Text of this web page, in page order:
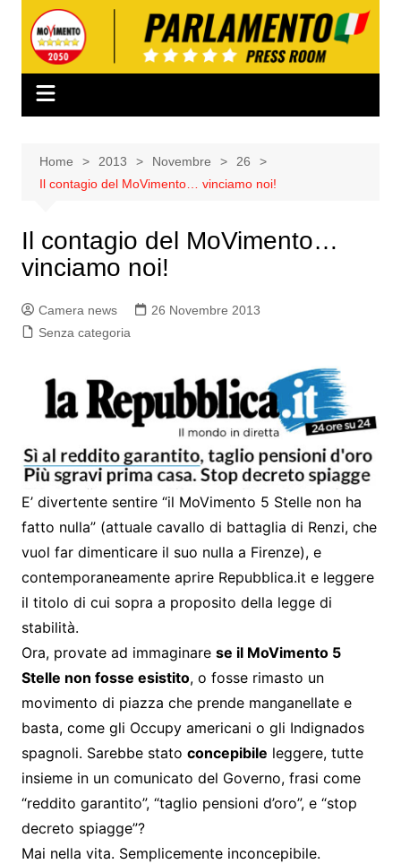
contenuto
Home 2013 Novembre
26
Il contagio del MoVimento… vinciamo noi!
Il contagio del MoVimento…
vinciamo noi!
Camera news
26 Novembre 2013
Senza categoria
E’ divertente sentire “il MoVimento 5 Stelle non ha
fatto nulla” (attuale cavallo di battaglia di Renzi, che
vuol far dimenticare il suo nulla a Firenze), e
contemporaneamente aprire Repubblica.it e leggere
il titolo di cui sopra a proposito della legge di
stabilità.
Ora, provate ad immaginare se il MoVimento 5
Stelle non fosse esistito, o fosse rimasto un
movimento di piazza che prende manganellate e
basta, come gli Occupy americani o gli Indignados
spagnoli. Sarebbe stato concepibile leggere, tutte
insieme in un comunicato del Governo, frasi come
“reddito garantito”, “taglio pensioni d’oro”, e “stop
decreto spiagge”?
Mai nella vita. Semplicemente inconcepibile.